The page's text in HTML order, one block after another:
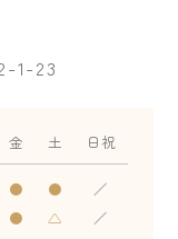
1-23
金 土 日祝
● ●
／
● △ ／